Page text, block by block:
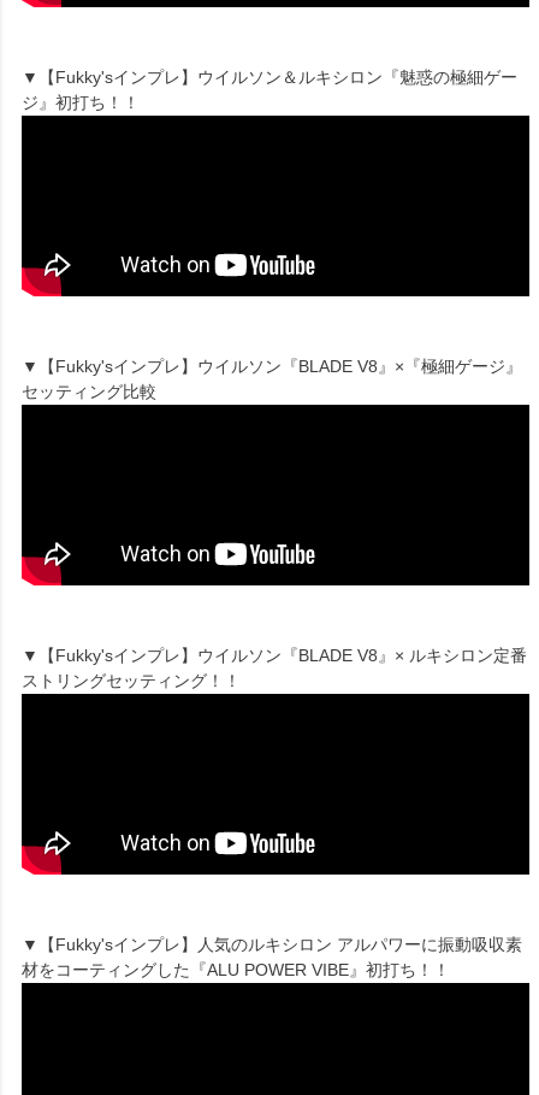
▼【Fukky'sインプレ】ウイルソン＆ルキシロン『魅惑の極細ゲー
ジ』初打ち！！
▼【Fukky'sインプレ】ウイルソン『BLADE V8』×『極細ゲージ』
セッティング比較
▼【Fukky'sインプレ】ウイルソン『BLADE V8』× ルキシロン定番
ストリングセッティング！！
▼【Fukky'sインプレ】人気のルキシロン アルパワーに振動吸収素
材をコーティングした『ALU POWER VIBE』初打ち！！